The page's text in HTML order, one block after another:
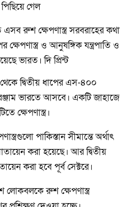
গেল
রুশ ক্ষেপণাস্ত্র সরবরাহের কথা
ক্ষেপণাস্ত্র ও আনুষঙ্গিক যন্ত্রপাতি ও
ভারত। দি প্রিন্ট
দ্বিতীয় ধাপের এস-৪০০
ভারতে আসবে। একটি জাহাজে
ক্ষেপণাস্ত্র।
পাকিস্তান সীমান্তে অর্থাৎ
করা হয়েছে। আর দ্বিতীয়
করা হবে পূর্ব সেক্টরে।
লোকবলকে রুশ ক্ষেপণাস্ত্র